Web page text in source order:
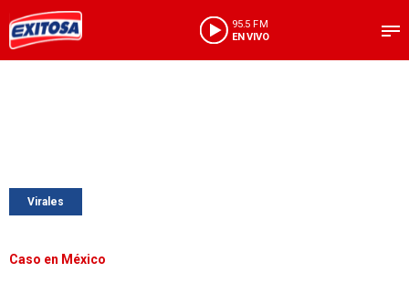
95.5 FM
EN VIVO
Virales
Caso en México